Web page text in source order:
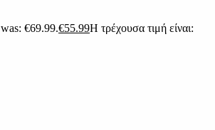
€69.99.€55.99Η τρέχουσα τιμή είναι: